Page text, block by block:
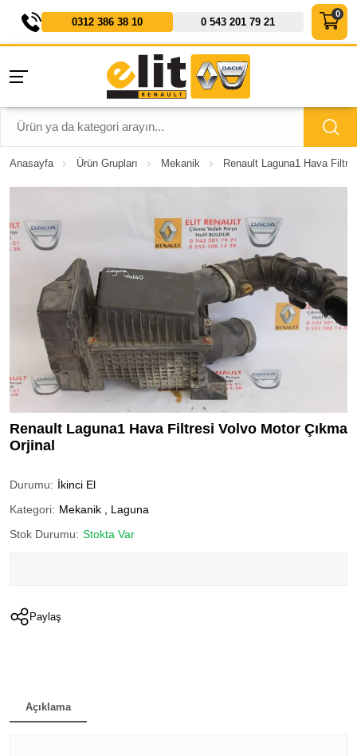
0312 386 38 10 0 543 201 79 21
Anasayfa Ürün Grupları Mekanik Renault Laguna1 Hava
Renault Laguna1 Hava Filtresi Volvo Motor Çıkma
Orjinal
Durumu: İkinci El
Kategori: Mekanik
Laguna
Stok Durumu: Stokta Var
Paylaş
Açıklama